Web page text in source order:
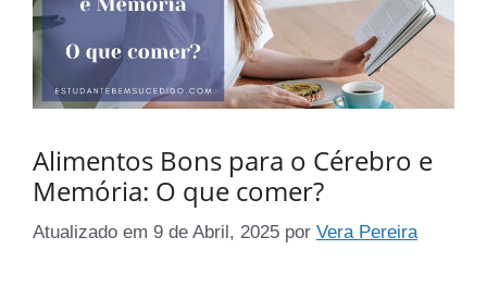
Alimentos Bons para o Cérebro e
Memória: O que comer?
Atualizado em 9 de Abril, 2025 por Vera Pereira